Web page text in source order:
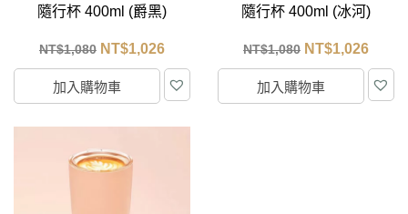
隨行杯 400ml (爵黑)
NT$1,080 NT$1,026
加入購物車
隨行杯 400ml (冰河)
NT$1,080 NT$1,026
加入購物車